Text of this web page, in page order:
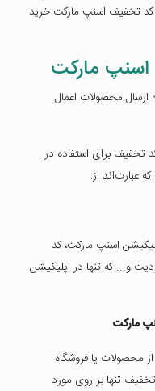
کد تخفیف اسنپ مارکت خرید
اسنپ مارکت
ارسال محصولات اعمال
تخفیف برای استفاده در
عبارت‌اند از:
اسنپ مارکت، کد
و... که تنها در اپلیکیشن
مارکت
محصولات یا فروشگاه
تنها بر روی مورد